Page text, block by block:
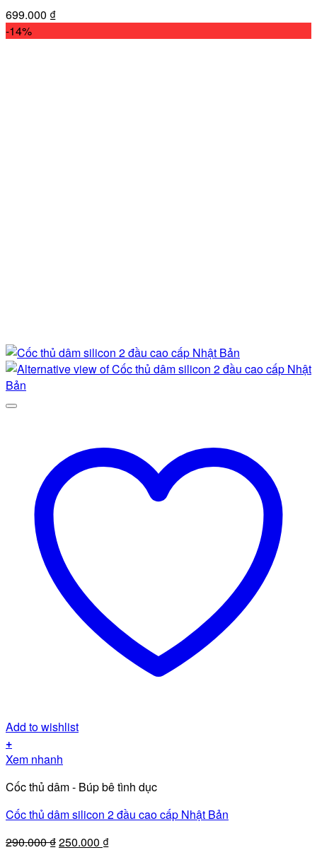
699.000 ₫
-14%
Add to wishlist
+
Xem nhanh
Cốc thủ dâm - Búp bê tình dục
Cốc thủ dâm silicon 2 đầu cao cấp Nhật Bản
290.000₫Giá
250.000 ₫Giá